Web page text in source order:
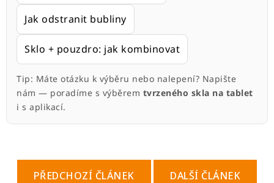
Jak odstranit bubliny
Sklo + pouzdro: jak kombinovat
Tip: Máte otázku k výběru nebo nalepení? Napište
nám — poradíme s výběrem tvrzeného skla na tablet
i s aplikací.
PŘEDCHOZÍ ČLÁNEK DALŠÍ ČLÁNEK